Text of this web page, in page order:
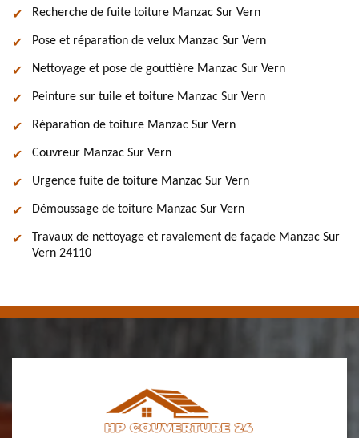
Recherche de fuite toiture Manzac Sur Vern
Pose et réparation de velux Manzac Sur Vern
Nettoyage et pose de gouttière Manzac Sur Vern
Peinture sur tuile et toiture Manzac Sur Vern
Réparation de toiture Manzac Sur Vern
Couvreur Manzac Sur Vern
Urgence fuite de toiture Manzac Sur Vern
Démoussage de toiture Manzac Sur Vern
Travaux de nettoyage et ravalement de façade Manzac Sur
Vern 24110